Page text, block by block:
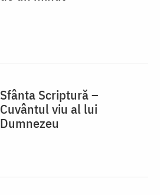
Sfânta Scriptură –
Cuvântul viu al lui
Dumnezeu